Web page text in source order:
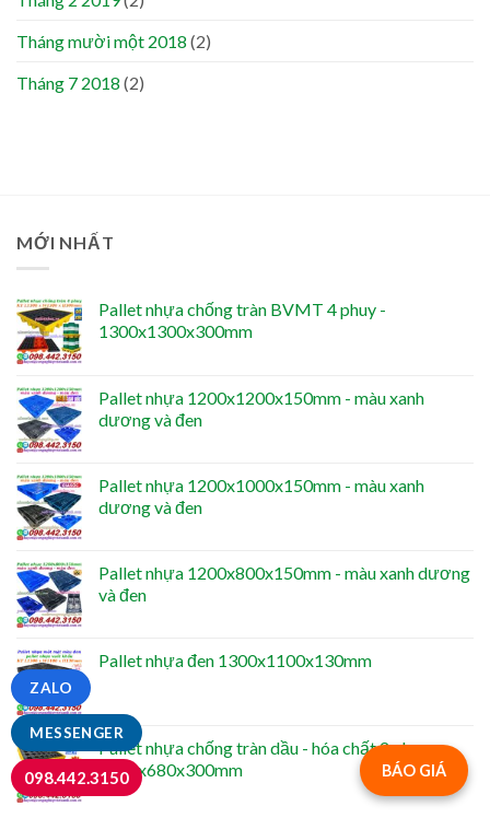
Tháng mười một 2018 (2)
Tháng 7 2018 (2)
MỚI NHẤT
Pallet nhựa chống tràn BVMT 4 phuy -
1300x1300x300mm
Pallet nhựa 1200x1200x150mm - màu xanh
dương và đen
Pallet nhựa 1200x1000x150mm - màu xanh
dương và đen
Pallet nhựa 1200x800x150mm - màu xanh dương
và đen
Pallet nhựa đen 1300x1100x130mm
Pallet nhựa chống tràn dầu - hóa chất 2 phuy -
1300x680x300mm
BÁO GIÁ
MESSENGER
ZALO
098.442.3150